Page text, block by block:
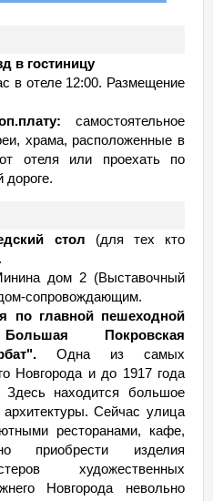
в гостиницу
в отеле 12:00. Размещение
самостоятельное
храма, расположенные в
отеля или проехать по
дороге.
стол (для тех кто
дом 2 (Выставочный
сопровождающим.
по главной пешеходной
Покровская
Одна из самых
Новгорода и до 1917 года
Здесь находится большое
архитектуры. Сейчас улица
ресторанами, кафе,
приобрести изделия
художественных
Новгорода невольно